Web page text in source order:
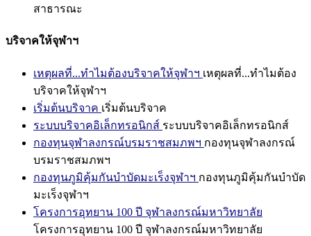
สาธารณะ
บริจาคให้จุฬาฯ
เหตุผลที่...ทำไมต้องบริจาคให้จุฬาฯ เหตุผลที่...ทำไมต้อง
บริจาคให้จุฬาฯ
เริ่มต้นบริจาค เริ่มต้นบริจาค
ระบบบริจาคอิเล็กทรอนิกส์ ระบบบริจาคอิเล็กทรอนิกส์
กองทุนจุฬาลงกรณ์บรมราชสมภพฯ กองทุนจุฬาลงกรณ์
บรมราชสมภพฯ
กองทุนภูมิคุ้มกันบำบัดมะเร็งจุฬาฯ กองทุนภูมิคุ้มกันบำบัด
มะเร็งจุฬาฯ
โครงการอุทยาน 100 ปี จุฬาลงกรณ์มหาวิทยาลัย
โครงการอุทยาน 100 ปี จุฬาลงกรณ์มหาวิทยาลัย